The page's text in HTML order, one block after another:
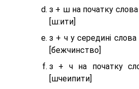
з + ш на початку
[ш:ити]
з + ч у середині
[бежчинство]
з + ч на початку
[шчеипити]